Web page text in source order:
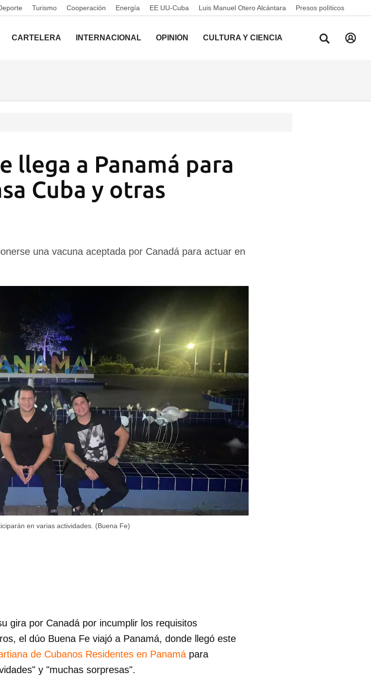
Turismo Cooperación Energía EE UU-Cuba Luis Manuel Otero Alcántara Presos políticos
CARTELERA INTERNACIONAL OPINIÓN CULTURA Y CIENCIA
llega a Panamá para
Cuba y otras
una vacuna aceptada por Canadá para actuar en
en varias actividades. (Buena Fe)
gira por Canadá por incumplir los requisitos
el dúo Buena Fe viajó a Panamá, donde llegó este
de Cubanos Residentes en Panamá para
y "muchas sorpresas".